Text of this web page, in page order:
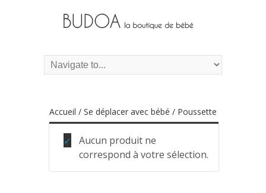
Accueil / Se déplacer avec bébé / Poussette
Aucun produit ne
correspond à votre sélection.